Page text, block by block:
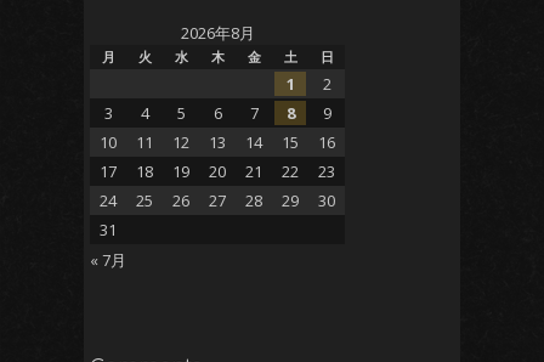
2026年8月
月 火 水 木 金 土 日
1
2
3
4 5 6 7 8
9
10
11 12 13 14 15
16
17
18 19 20 21 22
23
24
25 26 27 28 29
30
31
« 7月